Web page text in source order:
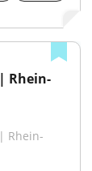
| Rhein-
| Rhein-